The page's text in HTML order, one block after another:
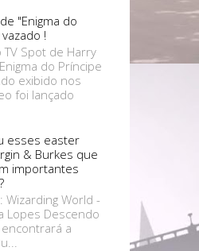
"Enigma do
!
Spot de Harry
do Príncipe
exibido nos
foi lançado
esses easter
& Burkes que
importantes
Wizarding World -
Lopes Descendo
a